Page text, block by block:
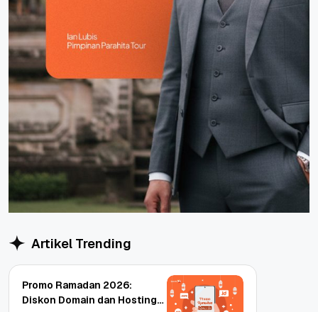
Artikel Trending
Promo Ramadan 2026:
Diskon Domain dan Hosting